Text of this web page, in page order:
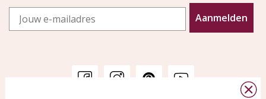
Email
Aanmelden